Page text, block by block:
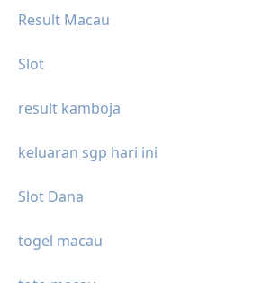
Result Macau
Slot
result kamboja
keluaran sgp hari ini
Slot Dana
togel macau